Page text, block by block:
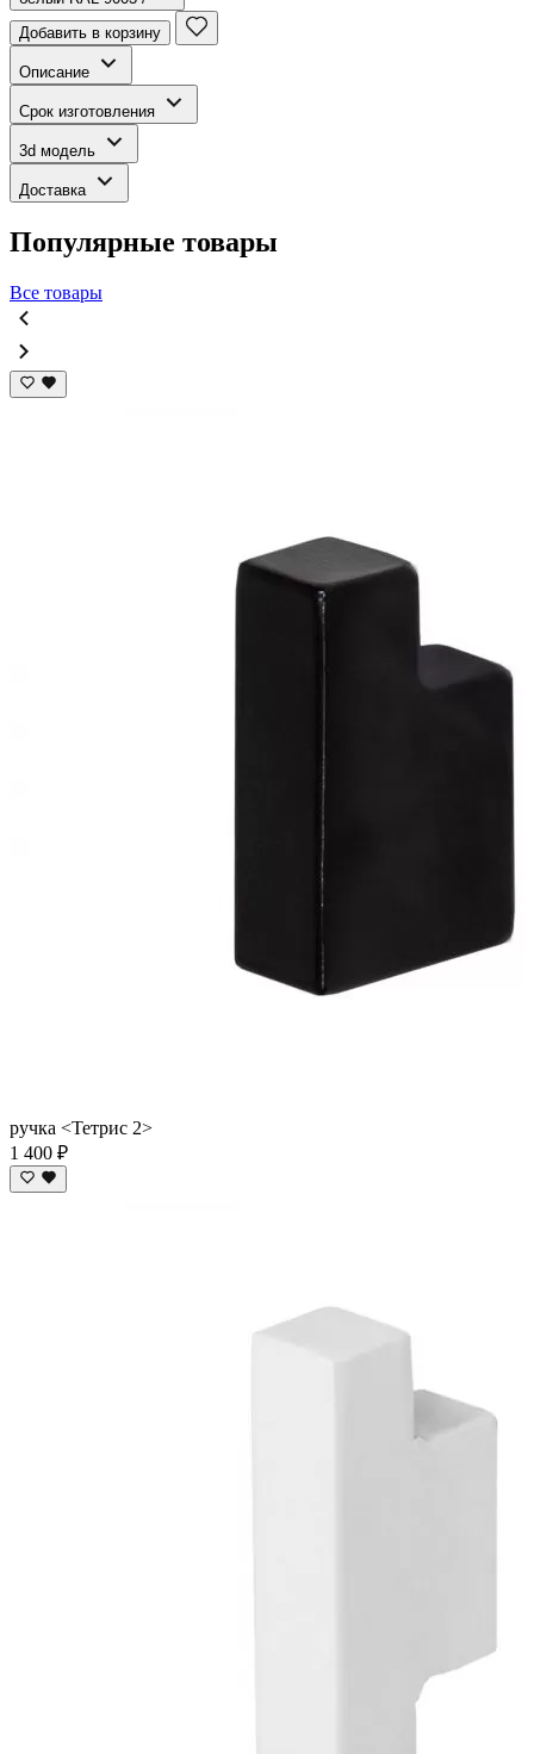
Добавить в корзину
Описание
Срок изготовления
3d модель
Доставка
Популярные товары
Все товары
ручка <Тетрис 2>
1 400 ₽